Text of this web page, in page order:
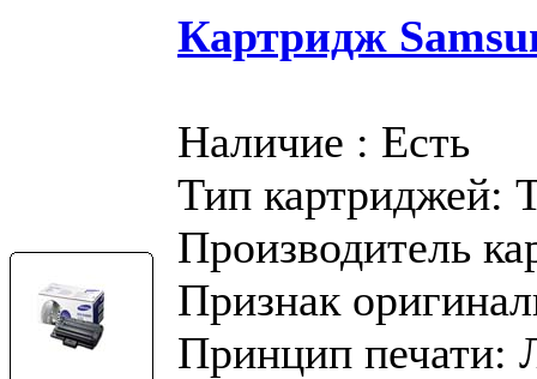
Картридж
Наличие : Есть
Тип картриджей:
Производитель
Признак
Принцип печати: